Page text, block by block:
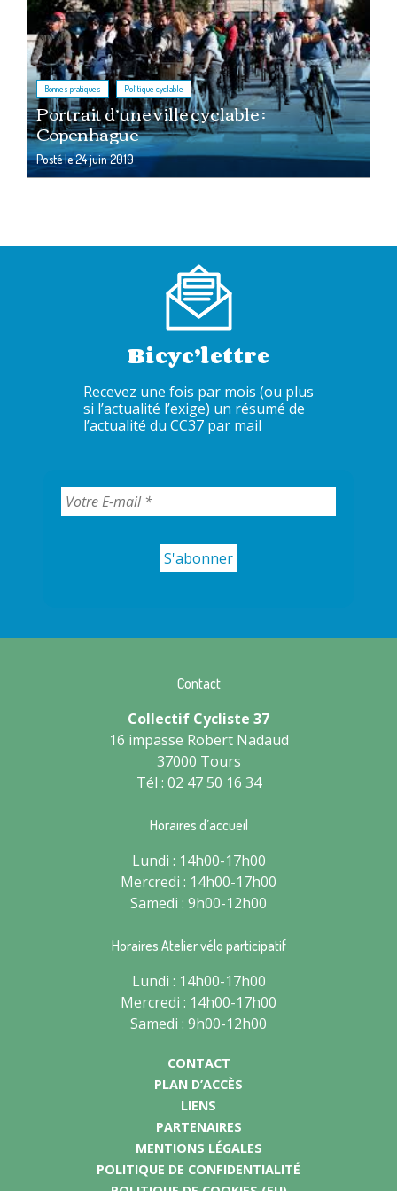
Bonnes pratiques , Politique cyclable
Portrait d’une ville cyclable :
Copenhague
Posté le24 juin 2019
Bicyc’lettre
Recevez une fois par mois (ou plus
si l’actualité l’exige) un résumé de
l’actualité du CC37 par mail
Contact
Collectif Cycliste 37
16 impasse Robert Nadaud
37000 Tours
Tél : 02 47 50 16 34
Horaires d’accueil
Lundi : 14h00-17h00
Mercredi : 14h00-17h00
Samedi : 9h00-12h00
Horaires Atelier vélo participatif
Lundi : 14h00-17h00
Mercredi : 14h00-17h00
Samedi : 9h00-12h00
CONTACT
PLAN D’ACCÈS
LIENS
PARTENAIRES
MENTIONS LÉGALES
POLITIQUE DE CONFIDENTIALITÉ